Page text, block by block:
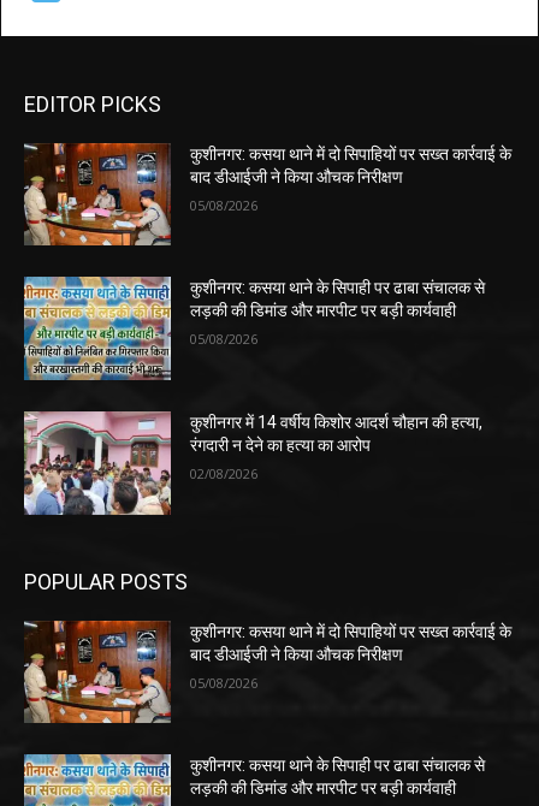
EDITOR PICKS
कुशीनगर: कसया थाने में दो सिपाहियों पर सख्त कार्रवाई के
बाद डीआईजी ने किया औचक निरीक्षण
05/08/2026
कुशीनगर: कसया थाने के सिपाही पर ढाबा संचालक से
लड़की की डिमांड और मारपीट पर बड़ी कार्यवाही
05/08/2026
कुशीनगर में 14 वर्षीय किशोर आदर्श चौहान की हत्या,
रंगदारी न देने का हत्या का आरोप
02/08/2026
POPULAR POSTS
कुशीनगर: कसया थाने में दो सिपाहियों पर सख्त कार्रवाई के
बाद डीआईजी ने किया औचक निरीक्षण
05/08/2026
कुशीनगर: कसया थाने के सिपाही पर ढाबा संचालक से
लड़की की डिमांड और मारपीट पर बड़ी कार्यवाही